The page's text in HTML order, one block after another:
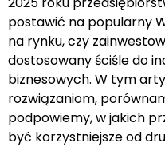
postawić na popularny
na rynku, czy
dostosowany ściśle do
biznesowych. W tym
rozwiązaniom,
podpowiemy, w jakich
być korzystniejsze od